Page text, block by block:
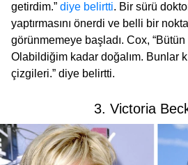
getirdim.” diye belirtti. Bir sürü
yaptırmasını önerdi ve belli bir
görünmemeye başladı. Cox, “Bütün
Olabildiğim kadar doğalım. Bunlar
çizgileri.” diye belirtti.
3. Victoria